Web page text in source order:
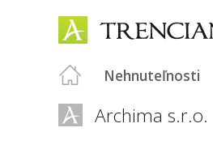
Nehnuteľnosti
Archima s.r.o.